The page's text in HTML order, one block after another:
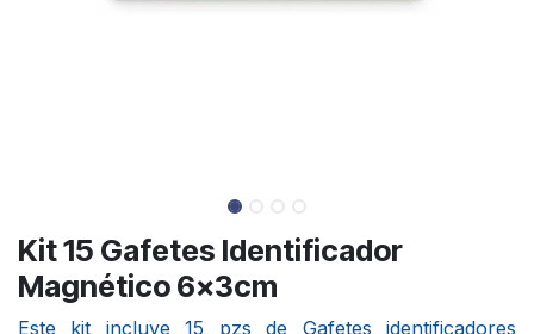
Kit 15 Gafetes Identificador
Magnético 6x3cm
Este kit incluye 15 pzs de Gafetes identificadores